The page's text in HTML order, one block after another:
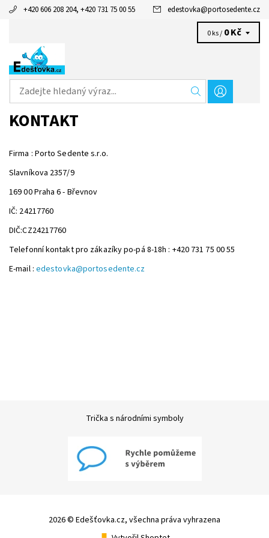
+420 606 208 204, +420 731 75 00 55 edestovka@portosedente.cz
0 ks / 0 Kč
KONTAKT
Firma : Porto Sedente s.r.o.
Slavníkova 2357/9
169 00 Praha 6 - Břevnov
IČ: 24217760
DIČ:CZ24217760
Telefonní kontakt pro zákazíky po-pá 8-18h : +420 731 75 00 55
E-mail : edestovka@portosedente.cz
Trička s národními symboly
2026 © Edešťovka.cz, všechna práva vyhrazena